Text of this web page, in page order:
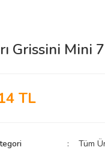
Grissini Mini
TL
Tüm